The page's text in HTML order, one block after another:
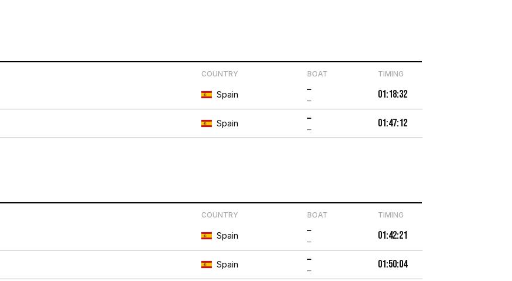
COUNTRY BOAT TIMING
Spain
–
–
01:18:32
Spain
–
–
01:47:12
COUNTRY BOAT TIMING
Spain
–
–
01:42:21
Spain
–
–
01:50:04